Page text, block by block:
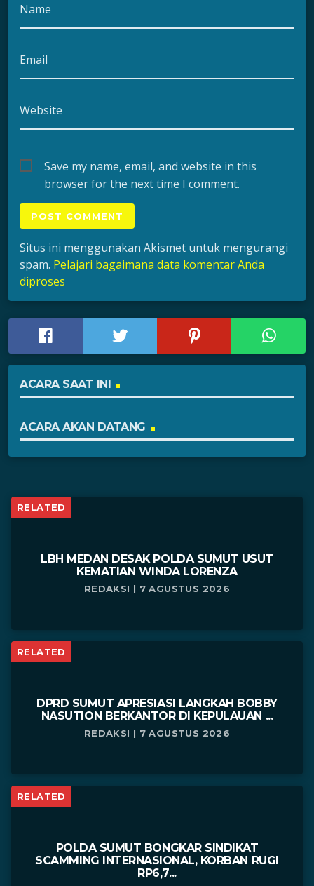
Name
Email
Website
Save my name, email, and website in this
browser for the next time I comment.
Situs ini menggunakan Akismet untuk mengurangi
spam. Pelajari bagaimana data komentar Anda
diproses
ACARA SAAT INI
ACARA AKAN DATANG
RELATED
LBH MEDAN DESAK POLDA SUMUT USUT
KEMATIAN WINDA LORENZA
REDAKSI | 7 AGUSTUS 2026
RELATED
DPRD SUMUT APRESIASI LANGKAH BOBBY
NASUTION BERKANTOR DI KEPULAUAN ...
REDAKSI | 7 AGUSTUS 2026
RELATED
POLDA SUMUT BONGKAR SINDIKAT
SCAMMING INTERNASIONAL, KORBAN RUGI
RP6,7...